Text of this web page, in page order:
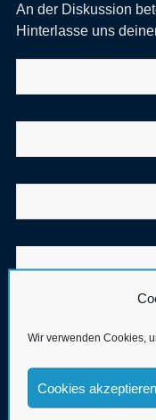
Wir verwenden Cookies,
Cookies akzeptieren
An der Diskussion
Hinterlasse uns